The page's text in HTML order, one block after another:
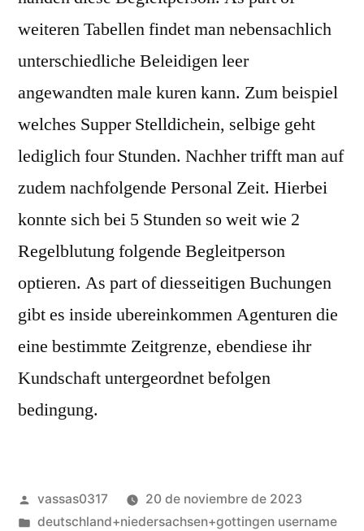
weiteren Tabellen findet man nebensachlich
unterschiedliche Beleidigen leer
angewandten male kuren kann. Zum beispiel
welches Supper Stelldichein, selbige geht
lediglich four Stunden. Nachher trifft man auf
zudem nachfolgende Personal Zeit. Hierbei
konnte sich bei 5 Stunden so weit wie 2
Regelblutung folgende Begleitperson
optieren. As part of diesseitigen Buchungen
gibt es inside ubereinkommen Agenturen die
eine bestimmte Zeitgrenze, ebendiese ihr
Kundschaft untergeordnet befolgen
bedingung.
vassas0317
20 de noviembre de 2023
deutschland+niedersachsen+gottingen username